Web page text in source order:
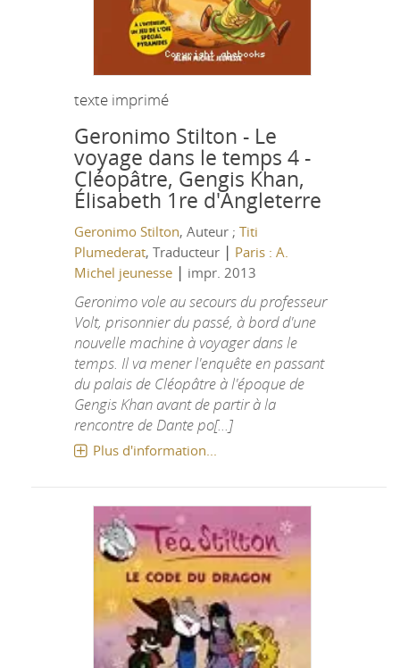
texte imprimé
Geronimo Stilton - Le
voyage dans le temps 4 -
Cléopâtre, Gengis Khan,
Élisabeth 1re d'Angleterre
Geronimo Stilton, Auteur ; Titi
Plumederat, Traducteur | Paris : A.
Michel jeunesse| impr. 2013
Geronimo vole au secours du professeur
Volt, prisonnier du passé, à bord d'une
nouvelle machine à voyager dans le
temps. Il va mener l'enquête en passant
du palais de Cléopâtre à l'époque de
Gengis Khan avant de partir à la
rencontre de Dante po[...]
Plus d'information...